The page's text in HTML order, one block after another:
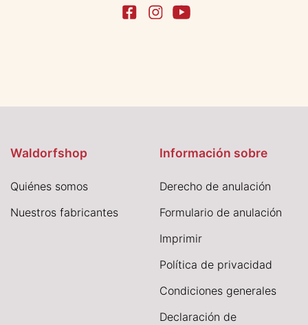
Waldorfshop
Quiénes somos
Nuestros fabricantes
Información sobre
Derecho de anulación
Formulario de anulación
Imprimir
Política de privacidad
Condiciones generales
Declaración de